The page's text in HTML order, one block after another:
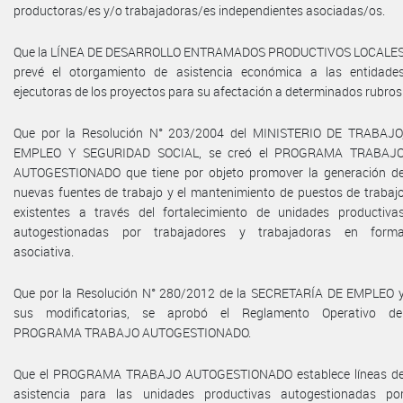
productoras/es y/o trabajadoras/es independientes asociadas/os.
Que la LÍNEA DE DESARROLLO ENTRAMADOS PRODUCTIVOS
prevé el otorgamiento de asistencia económica a las
ejecutoras de los proyectos para su afectación a determinados
Que por la Resolución N° 203/2004 del MINISTERIO DE
EMPLEO Y SEGURIDAD SOCIAL, se creó el PROGRAMA
AUTOGESTIONADO que tiene por objeto promover la generación
nuevas fuentes de trabajo y el mantenimiento de puestos de
existentes a través del fortalecimiento de unidades
autogestionadas por trabajadores y trabajadoras en
asociativa.
Que por la Resolución N° 280/2012 de la SECRETARÍA DE EMPLEO
sus modificatorias, se aprobó el Reglamento Operativo
PROGRAMA TRABAJO AUTOGESTIONADO.
Que el PROGRAMA TRABAJO AUTOGESTIONADO establece líneas
asistencia para las unidades productivas autogestionadas